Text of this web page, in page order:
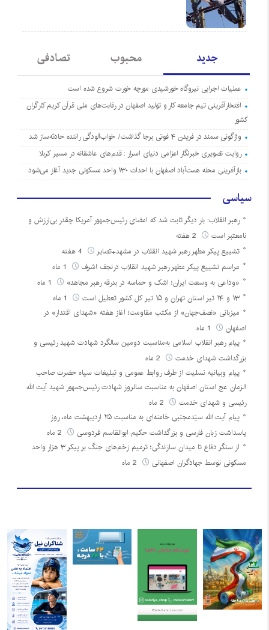
جدید محبوب تصادفی
عملیات اجرایی نیروگاه خورشیدی مورچه خورت شروع شده است
افتخارآفرینی تیم جامعه کار و تولید اصفهان در رقابت‌های ملی قرآن کریم کارگران
کشور
واژگونی سمند در فریدن ۴ فوتی برجا گذاشت/ خواب‌آلودگی راننده حادثه‌ساز شد
روایت تصویری خبرنگار اعزامی دنیای اسرار : قدم‌های عاشقانه در مسیر کربلا
بازآفرینی محله همت‌آباد اصفهان با احداث ۱۳۰ واحد مسکونی جدید آغاز می‌شود
سیاسی
رهبر انقلاب: بار دیگر ثابت شد که امضای رئیس‌جمهور آمریکا چقدر بی‌ارزش و
نامعتبر است
تشییع پیکر مطهر رهبر شهید انقلاب در مشهد+تصایر
مراسم تشییع پیکر مطهر رهبر شهید انقلاب درنجف اشرف
«وداعی به وسعت ایران؛ اشک و حماسه در بدرقه رهبر مجاهد»
۱۳ و ۱۴ تیر استان تهران و ۱۵ تیر کل کشور تعطیل است
میزبانی «نصف‌جهان» از مکتب مقاومت؛ آغاز هفته «شهدای اقتدار» در
اصفهان
پیام رهبر انقلاب اسلامی به‌مناسبت دومین سالگرد شهادت شهید رئیسی و
بزرگداشت شهدای خدمت
پیام وبیانیه تسلیت از طرف روابط عمومی و تبلیغات سپاه حضرت صاحب
الزمان عج استان اصفهان به مناسبت سالروز شهادت رئیس‌جمهور شهید آیت الله
رئیسی و شهدای خدمت
پیام آیت الله سیّدمجتبی خامنه‌ای به مناسبت ۲۵ اردیبهشت ماه، روز
پاسداشت زبان فارسی و بزرگداشت حکیم ابوالقاسم فردوسی
از سنگر دفاع تا میدان سازندگی؛ ترمیم زخم‌های جنگ بر پیکر ۳ هزار واحد
مسکونی توسط جهادگران اصفهانی